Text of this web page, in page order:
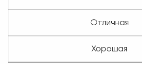
Отличная
Хорошая